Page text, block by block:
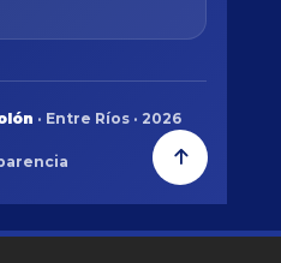
· Entre Ríos · 2026